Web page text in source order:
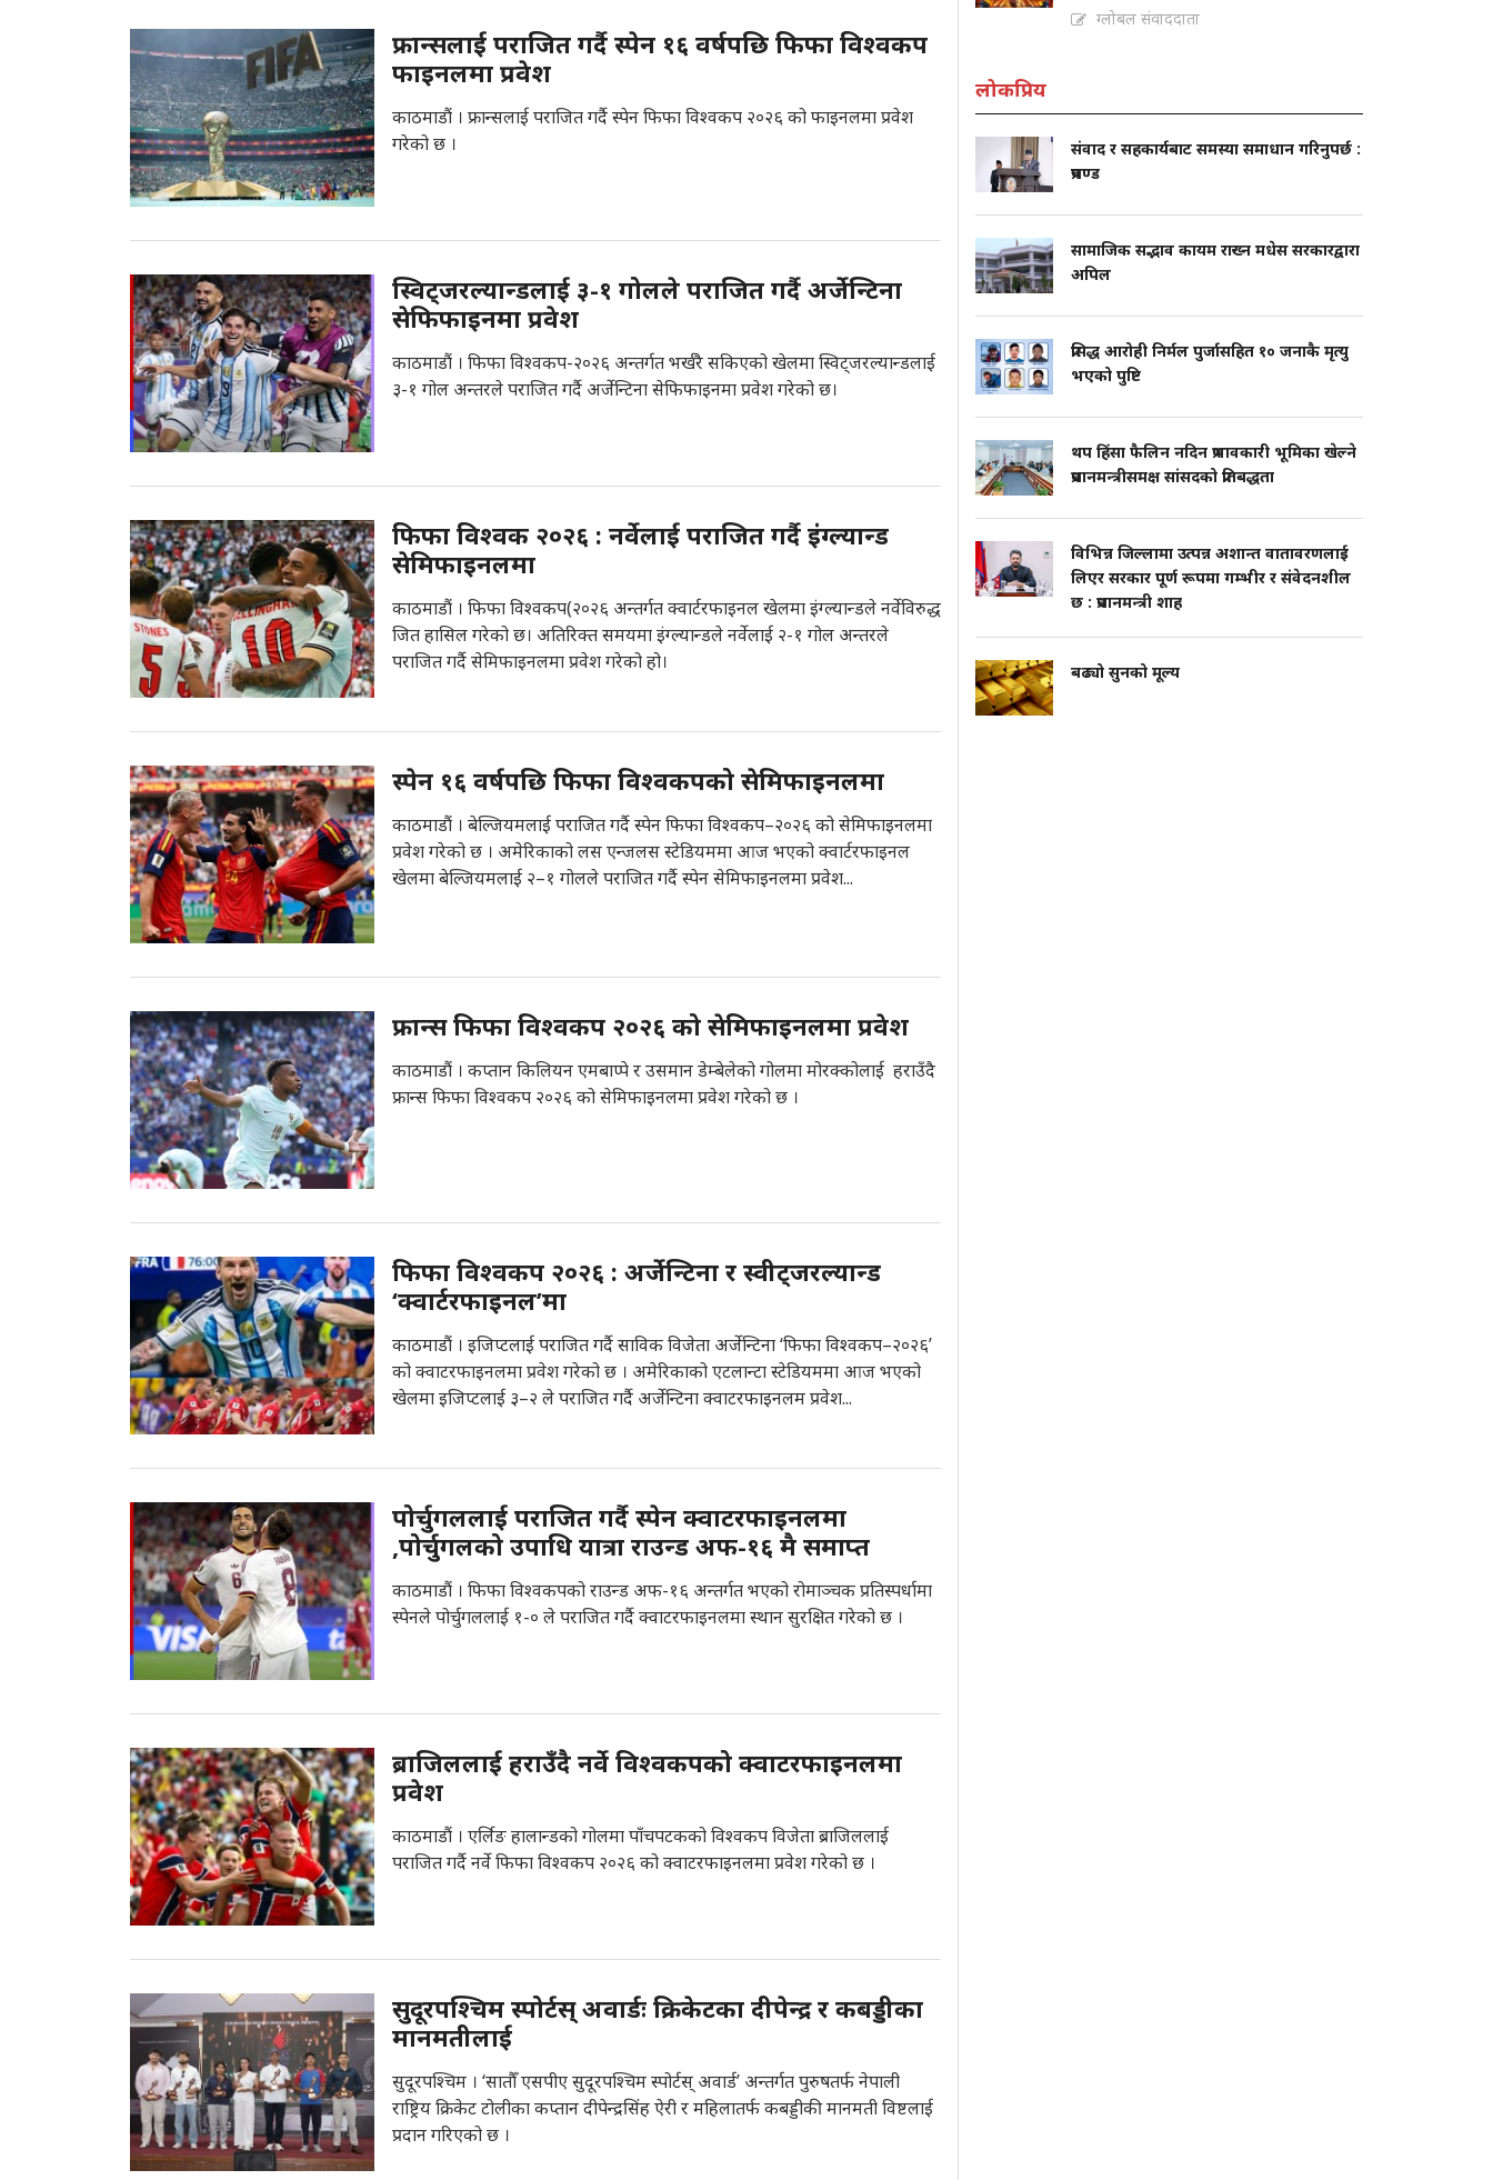
फ्रान्सलाई पराजित गर्दै स्पेन १६ वर्षपछि फिफा विश्वकप
फाइनलमा प्रवेश
काठमाडौं । फ्रान्सलाई पराजित गर्दै स्पेन फिफा विश्वकप २०२६ को फाइनलमा प्रवेश
गरेको छ ।
स्विट्जरल्यान्डलाई ३-१ गोलले पराजित गर्दै अर्जेन्टिना
सेफिफाइनमा प्रवेश
काठमाडौं । फिफा विश्वकप-२०२६ अन्तर्गत भर्खरै सकिएको खेलमा स्विट्जरल्यान्डलाई
३-१ गोल अन्तरले पराजित गर्दै अर्जेन्टिना सेफिफाइनमा प्रवेश गरेको छ।
फिफा विश्वक २०२६ : नर्वेलाई पराजित गर्दै इंग्ल्यान्ड
सेमिफाइनलमा
काठमाडौं । फिफा विश्वकप(२०२६ अन्तर्गत क्वार्टरफाइनल खेलमा इंग्ल्यान्डले नर्वेविरुद्ध
जित हासिल गरेको छ। अतिरिक्त समयमा इंग्ल्यान्डले नर्वेलाई २-१ गोल अन्तरले
पराजित गर्दै सेमिफाइनलमा प्रवेश गरेको हो।
स्पेन १६ वर्षपछि फिफा विश्वकपको सेमिफाइनलमा
काठमाडौं । बेल्जियमलाई पराजित गर्दै स्पेन फिफा विश्वकप–२०२६ को सेमिफाइनलमा
प्रवेश गरेको छ । अमेरिकाको लस एन्जलस स्टेडियममा आज भएको क्वार्टरफाइनल
खेलमा बेल्जियमलाई २–१ गोलले पराजित गर्दै स्पेन सेमिफाइनलमा प्रवेश...
फ्रान्स फिफा विश्वकप २०२६ को सेमिफाइनलमा प्रवेश
काठमाडौं । कप्तान किलियन एमबाप्पे र उसमान डेम्बेलेको गोलमा मोरक्कोलाई हराउँदै
फ्रान्स फिफा विश्वकप २०२६ को सेमिफाइनलमा प्रवेश गरेको छ ।
फिफा विश्वकप २०२६ : अर्जेन्टिना र स्वीट्जरल्यान्ड
‘क्वार्टरफाइनल’मा
काठमाडौं । इजिप्टलाई पराजित गर्दै साविक विजेता अर्जेन्टिना ‘फिफा विश्वकप–२०२६’
को क्वाटरफाइनलमा प्रवेश गरेको छ । अमेरिकाको एटलान्टा स्टेडियममा आज भएको
खेलमा इजिप्टलाई ३–२ ले पराजित गर्दै अर्जेन्टिना क्वाटरफाइनलम प्रवेश...
पोर्चुगललाई पराजित गर्दै स्पेन क्वाटरफाइनलमा
,पोर्चुगलको उपाधि यात्रा राउन्ड अफ-१६ मै समाप्त
काठमाडौं । फिफा विश्वकपको राउन्ड अफ-१६ अन्तर्गत भएको रोमाञ्चक प्रतिस्पर्धामा
स्पेनले पोर्चुगललाई १-० ले पराजित गर्दै क्वाटरफाइनलमा स्थान सुरक्षित गरेको छ ।
ब्राजिललाई हराउँदै नर्वे विश्वकपको क्वाटरफाइनलमा
प्रवेश
काठमाडौं । एर्लिङ हालान्डको गोलमा पाँचपटकको विश्वकप विजेता ब्राजिललाई
पराजित गर्दै नर्वे फिफा विश्वकप २०२६ को क्वाटरफाइनलमा प्रवेश गरेको छ ।
सुदूरपश्चिम स्पोर्टस् अवार्डः क्रिकेटका दीपेन्द्र र कबड्डीका
मानमतीलाई
सुदूरपश्चिम । ‘सातौँ एसपीए सुदूरपश्चिम स्पोर्टस् अवार्ड’ अन्तर्गत पुरुषतर्फ नेपाली
राष्ट्रिय क्रिकेट टोलीका कप्तान दीपेन्द्रसिंह ऐरी र महिलातर्फ कबड्डीकी मानमती विष्टलाई
प्रदान गरिएको छ ।
ग्लोबल संवाददाता
लोकप्रिय
संवाद र सहकार्यबाट समस्या समाधान गरिनुपर्छ :
प्रचण्ड
सामाजिक सद्भाव कायम राख्न मधेस सरकारद्वारा
अपिल
प्रसिद्ध आरोही निर्मल पुर्जासहित १० जनाकै मृत्यु
भएको पुष्टि
थप हिंसा फैलिन नदिन प्रभावकारी भूमिका खेल्ने
प्रधानमन्त्रीसमक्ष सांसदको प्रतिबद्धता
विभिन्न जिल्लामा उत्पन्न अशान्त वातावरणलाई
लिएर सरकार पूर्ण रूपमा गम्भीर र संवेदनशील
छ : प्रधानमन्त्री शाह
बढ्यो सुनको मूल्य